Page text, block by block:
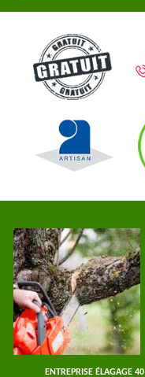
ENTREPRISE ÉLAGAGE 40